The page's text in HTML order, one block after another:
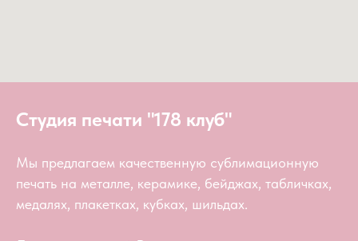
Студия печати "178 клуб"
Мы предлагаем качественную сублимационную
печать на металле, керамике, бейджах, табличках,
медалях, плакетках, кубках, шильдах.